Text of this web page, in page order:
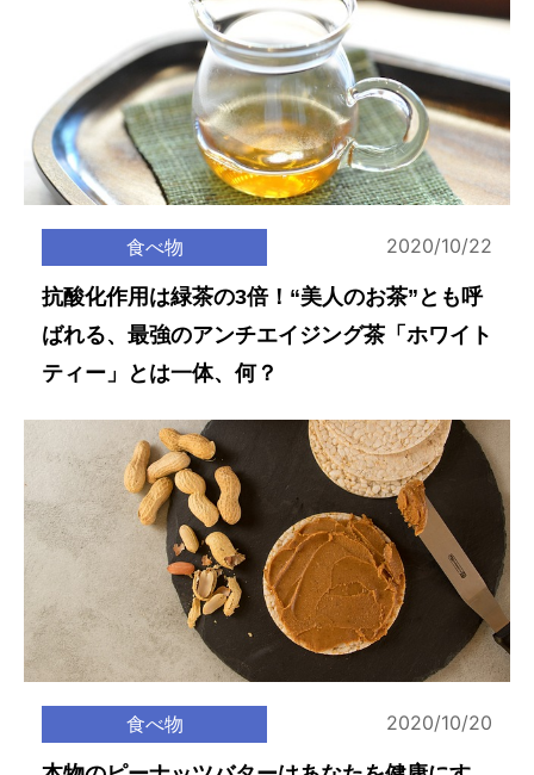
食べ物 2020/10/22
抗酸化作用は緑茶の3倍！“美人のお茶”とも呼
ばれる、最強のアンチエイジング茶「ホワイト
ティー」とは一体、何？
食べ物 2020/10/20